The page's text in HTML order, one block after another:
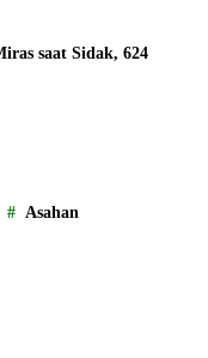
saat Sidak, 624
Asahan